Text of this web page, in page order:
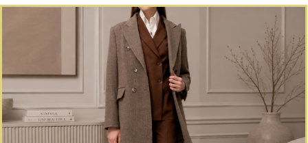
Идеальный образ для особенного дня.
Безупречный крой и премиальные ткани.
ТОРЖЕСТВЕННЫЕ
подробнее